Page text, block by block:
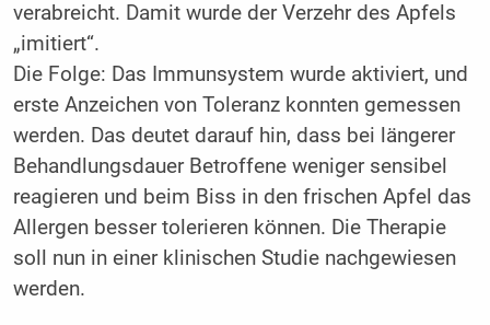
verabreicht. Damit wurde der Verzehr des Apfels
„imitiert“.
Die Folge: Das Immunsystem wurde aktiviert, und
erste Anzeichen von Toleranz konnten gemessen
werden. Das deutet darauf hin, dass bei längerer
Behandlungsdauer Betroffene weniger sensibel
reagieren und beim Biss in den frischen Apfel das
Allergen besser tolerieren können. Die Therapie
soll nun in einer klinischen Studie nachgewiesen
werden.